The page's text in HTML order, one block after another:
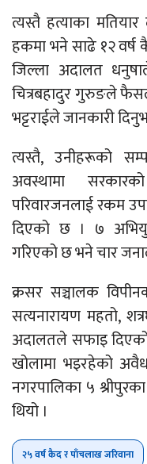
त्यस्तै हत्याका
हकमा भने साढे १२ वर्ष
जिल्ला अदालत
चित्रबहादुर गुरुङले
भट्टराईले जानकारी
त्यस्तै, उनीहरूको
अवस्थामा
परिवारजनलाई रकम
दिएको छ । ७
गरिएको छ भने चार
क्रसर सञ्चालक
सत्यनारायण महतो,
अदालतले सफाइ
खोलामा भइरहेको
नगरपालिका ५
थियो ।
२५ वर्ष कैद र पाँचलाख जरिवाना